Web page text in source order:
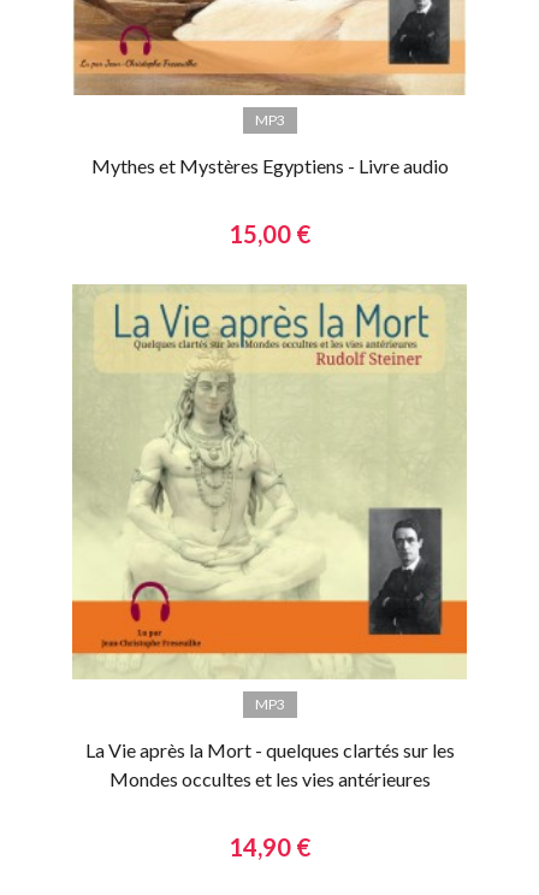
MP3
Mythes et Mystères Egyptiens - Livre audio
15,00 €
MP3
La Vie après la Mort - quelques clartés sur les
Mondes occultes et les vies antérieures
14,90 €